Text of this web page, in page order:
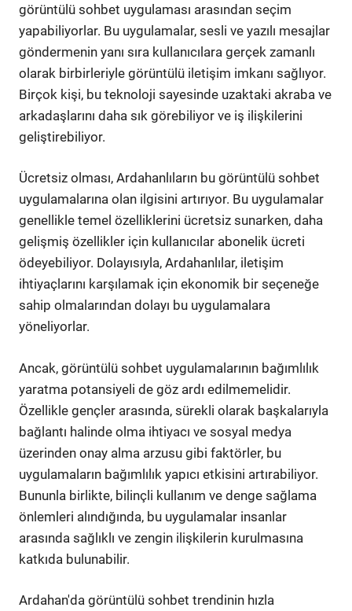
görüntülü sohbet uygulaması arasından seçim
yapabiliyorlar. Bu uygulamalar, sesli ve yazılı mesajlar
göndermenin yanı sıra kullanıcılara gerçek zamanlı
olarak birbirleriyle görüntülü iletişim imkanı sağlıyor.
Birçok kişi, bu teknoloji sayesinde uzaktaki akraba ve
arkadaşlarını daha sık görebiliyor ve iş ilişkilerini
geliştirebiliyor.
Ücretsiz olması, Ardahanlıların bu görüntülü sohbet
uygulamalarına olan ilgisini artırıyor. Bu uygulamalar
genellikle temel özelliklerini ücretsiz sunarken, daha
gelişmiş özellikler için kullanıcılar abonelik ücreti
ödeyebiliyor. Dolayısıyla, Ardahanlılar, iletişim
ihtiyaçlarını karşılamak için ekonomik bir seçeneğe
sahip olmalarından dolayı bu uygulamalara
yöneliyorlar.
Ancak, görüntülü sohbet uygulamalarının bağımlılık
yaratma potansiyeli de göz ardı edilmemelidir.
Özellikle gençler arasında, sürekli olarak başkalarıyla
bağlantı halinde olma ihtiyacı ve sosyal medya
üzerinden onay alma arzusu gibi faktörler, bu
uygulamaların bağımlılık yapıcı etkisini artırabiliyor.
Bununla birlikte, bilinçli kullanım ve denge sağlama
önlemleri alındığında, bu uygulamalar insanlar
arasında sağlıklı ve zengin ilişkilerin kurulmasına
katkıda bulunabilir.
Ardahan'da görüntülü sohbet trendinin hızla